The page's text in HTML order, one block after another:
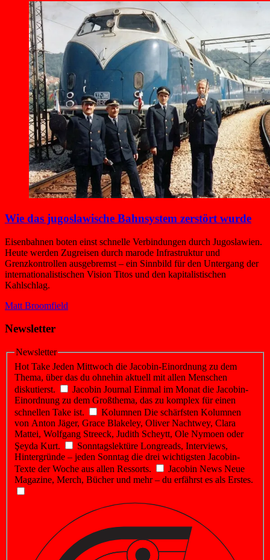
Wie das jugoslawische Bahnsystem zerstört wurde
Eisenbahnen boten einst schnelle Verbindungen durch Jugoslawien.
Heute werden Zugreisen durch marode Infrastruktur und
Grenzkontrollen ausgebremst – ein Sinnbild für den Untergang der
internationalistischen Vision Titos und den kapitalistischen
Kahlschlag.
Matt Broomfield
Newsletter
Newsletter
Hot Take Jeden Mittwoch die Jacobin-Einordnung zu dem
Thema, über das du ohnehin aktuell mit allen Menschen
diskutierst.
Jacobin Journal Einmal im Monat die Jacobin-
Einordnung zu dem Großthema, das zu komplex für einen
schnellen Take ist.
Kolumnen Die schärfsten Kolumnen
von Anton Jäger, Grace Blakeley, Oliver Nachtwey, Clara
Mattei, Wolfgang Streeck, Judith Scheytt, Ole Nymoen oder
Şeyda Kurt.
Sonntagslektüre Longreads, Interviews,
Hintergründe – jeden Sonntag die drei wichtigsten Jacobin-
Texte der Woche aus allen Ressorts.
Jacobin News Neue
Magazine, Merch, Bücher und mehr – du erfährst es als Erstes.